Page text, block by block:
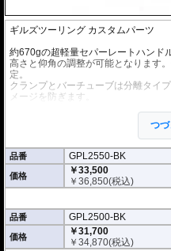
ギルズツーリング カスタムパーツ
約670gの超軽量セパーレートハンド
高さと仰角の調整が可能となります
定。
クランプとバーチューブは分離タイ
メージを防ぎます。
ヤマハのチームはこのセパレートハ
t、IDM、R6 Cup Germanyで採用し
※写真はシリーズ代表イメージです
があります。
※商品は汎用品です。ご購入の前に
つ
品番 GPL2550-BK
価格
￥33,500
￥36,850(税込)
品番 GPL2500-BK
価格
￥31,700
￥34,870(税込)